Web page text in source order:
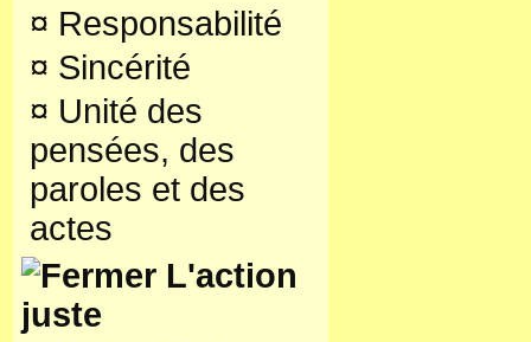
¤ Responsabilité
¤ Sincérité
¤ Unité des
pensées, des
paroles et des
actes
L'action
juste